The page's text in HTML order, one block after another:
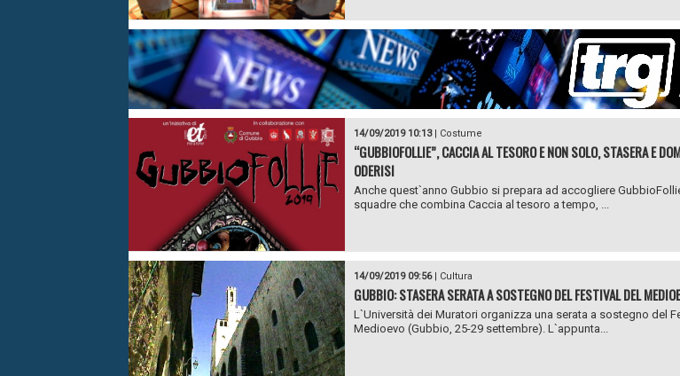
14/09/2019 10:13| Costume
“GUBBIOFOLLIE”, CACCIA AL TESORO E NON SOLO, STASERA E
ODERISI
Anche quest`anno Gubbio si prepara ad accogliere
squadre che combina Caccia al tesoro a tempo, ...
14/09/2019 09:56| Cultura
GUBBIO: STASERA SERATA A SOSTEGNO DEL FESTIVAL DEL
L`Università dei Muratori organizza una serata a sostegno del
Medioevo (Gubbio, 25-29 settembre). L`appunta...